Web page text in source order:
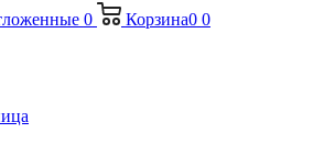
0 Корзина0 0